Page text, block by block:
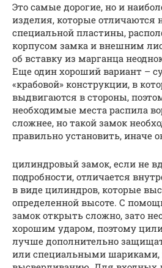
Это самые дорогие, но и
изделия, которые отличаются
специальной пластины,
корпусом замка и внешним
об вставку из марганца
Еще один хороший вариант –
«крабовой» конструкции, в
выдвигаются в стороны,
необходимые места распила
сложнее, но такой замок
правильно установить, иначе
цилиндровый замок, если не
подробности, отличается
в виде цилиндров, которые
определенной высоте. С
замок открыть сложно, зато
хорошим ударом, поэтому
лучше дополнительно
или специальными